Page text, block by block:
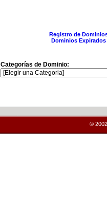
Registro de
Dominios Expirados
Categorías de Dominio:
©